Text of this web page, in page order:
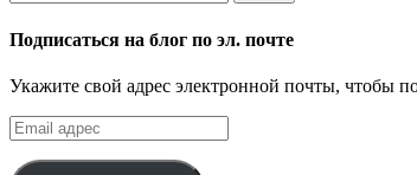
Подписаться на блог по эл. почте
Укажите свой адрес электронной почты, чтобы
Email
адрес